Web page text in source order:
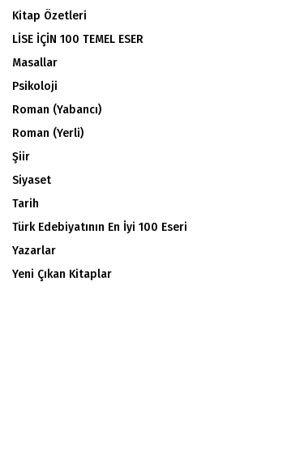
Kitap Özetleri
LİSE İÇİN 100 TEMEL ESER
Masallar
Psikoloji
Roman (Yabancı)
Roman (Yerli)
Şiir
Siyaset
Tarih
Türk Edebiyatının En İyi 100 Eseri
Yazarlar
Yeni Çıkan Kitaplar